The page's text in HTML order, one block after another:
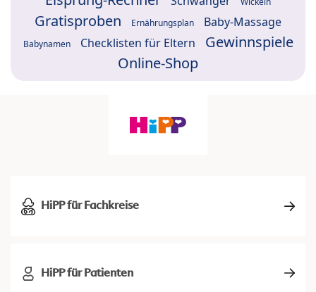
Gratisproben Ernährungsplan Baby-Massage
Babynamen Checklisten für Eltern
Gewinnspiele
Online-Shop
HiPP für Fachkreise
HiPP für Patienten